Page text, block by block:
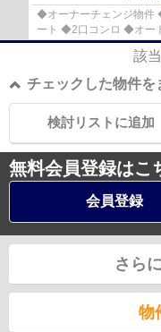
◆オーナーチェンジ物
ート ◆2口コンロ ◆オー
額：69,500円（共益費
該
チェックした物件を
検討リストに追加
無料会員登録はこ
会員登録
さら
物